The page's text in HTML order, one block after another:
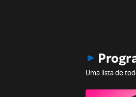
Uma lista de